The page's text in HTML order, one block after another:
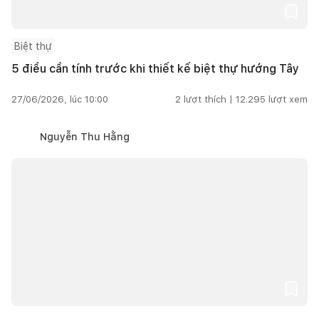
Biệt thự
5 điều cần tính trước khi thiết kế biệt thự hướng Tây
27/06/2026, lúc 10:00 2 lượt thích | 12.295 lượt xem
Nguyễn Thu Hằng